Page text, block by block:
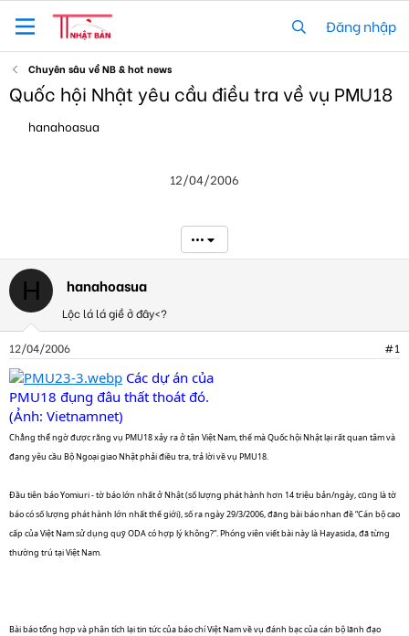
Đăng nhập
Chuyên sâu về NB & hot news
Quốc hội Nhật yêu cầu điều tra về vụ PMU18
h
r
t
e
r
hanahoasua
12/04/2006
•••
H hanahoasua
Lộc lá lá giề ở đây<?
12/04/2006 #1
Các dự án của
PMU18 đụng đâu thất thoát đó.
(Ảnh: Vietnamnet)
Chẳng thể ngờ được rằng vụ PMU18 xảy ra ở tận Việt Nam, thế mà Quốc hội Nhật lại rất quan tâm và
đang yêu cầu Bộ Ngoại giao Nhật phải điều tra, trả lời về vụ PMU18.
Đầu tiên báo Yomiuri - tờ báo lớn nhất ở Nhật (số lượng phát hành hơn 14 triệu bản/ngày, cũng là tờ
báo có số lượng phát hành lớn nhất thế giới), số ra ngày 29/3/2006, đăng bài báo nhan đề “Cán bộ cao
cấp của Việt Nam sử dụng quỹ ODA có hợp lý không?”. Phóng viên viết bài này là Hayasida, đã từng
thường trú tại Việt Nam.
Bài báo tổng hợp và phân tích lại tin tức của báo chí Việt Nam về vụ đánh bạc của cán bộ lãnh đạo